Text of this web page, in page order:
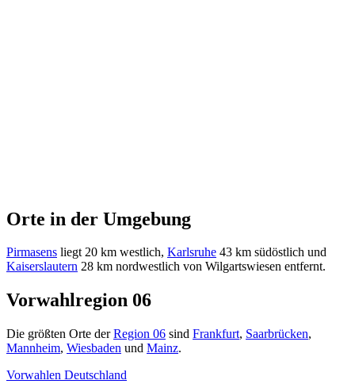
Orte in der Umgebung
Pirmasens liegt 20 km westlich, Karlsruhe 43 km südöstlich und
Kaiserslautern 28 km nordwestlich von Wilgartswiesen entfernt.
Vorwahlregion 06
Die größten Orte derRegion 06 sind Frankfurt, Saarbrücken,
Mannheim, Wiesbaden und Mainz.
Vorwahlen Deutschland